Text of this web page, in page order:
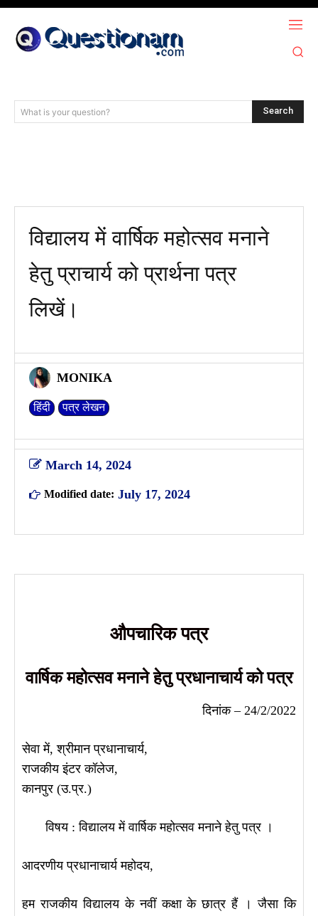
What is your question? Search
विद्यालय में वार्षिक महोत्सव मनाने
हेतु प्राचार्य को प्रार्थना पत्र
लिखें।
MONIKA
हिंदी पत्र लेखन
March 14, 2024
Modified date: July 17, 2024
औपचारिक पत्र
वार्षिक महोत्सव मनाने हेतु प्रधानाचार्य को पत्र
दिनांक – 24/2/2022
सेवा में, श्रीमान प्रधानाचार्य,
राजकीय इंटर कॉलेज,
कानपुर (उ.प्र.)
विषय : विद्यालय में वार्षिक महोत्सव मनाने हेतु पत्र ।
आदरणीय प्रधानाचार्य महोदय,
हम राजकीय विद्यालय के नवीं कक्षा के छात्र हैं । जैसा कि